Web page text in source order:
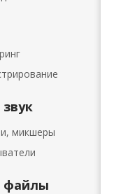
микшеры
файлы